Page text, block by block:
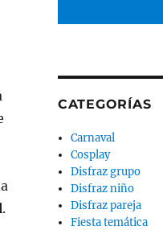
.
CATEGORÍAS
Carnaval
Cosplay
Disfraz grupo
Disfraz niño
Disfraz pareja
Fiesta temática